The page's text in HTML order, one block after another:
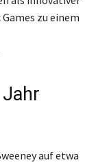
zu einem
auf etwa